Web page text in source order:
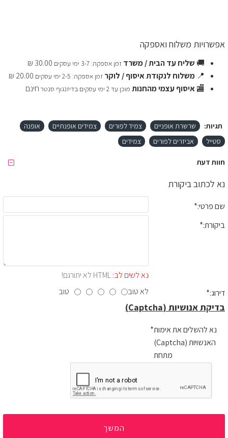
אפשרויות משלוח ואספקה
🚚 שליח עד הבית / משרד זמן אספקה: 3-7 ימי עסקים
30.00 ₪
📍 משלוח לנקודת איסוף / לוקר זמן אספקה: 2-5 ימי עסקים
20.00 ₪
🏬איסוף עצמי מהחנות מוכן עד 2 ימי עסקים בדיזנגוף סנטר חינם
תגיות: שרשרת אופניים צמיד לפורים צמידים אופנתיים
אופנה
סטייל
אביזרים לפורים צמידים
חוות דעת
נא לכתוב ביקורת
שם פרטי:
ביקורת:
נא לשים לב:
דירוג:
לא טוב טוב
בדיקת אנושיות (Captcha)
נא להשלים את אימות
האנשויות (Captcha)
מתחת
המשך